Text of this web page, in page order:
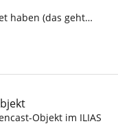
haben (das geht…
Objekt im ILIAS